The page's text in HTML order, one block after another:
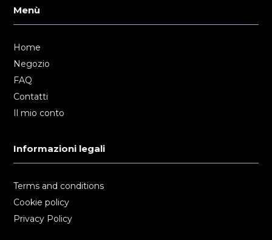
Menù
Home
Negozio
FAQ
Contatti
Il mio conto
Informazioni legali
Terms and conditions
Cookie policy
Privacy Policy